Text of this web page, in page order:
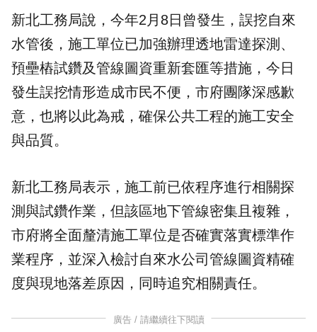
新北工務局說，今年2月8日曾發生，誤挖自來
水管後，施工單位已加強辦理透地雷達探測、
預壘樁試鑽及管線圖資重新套匯等措施，今日
發生誤挖情形造成市民不便，市府團隊深感歉
意，也將以此為戒，確保公共工程的施工安全
與品質。
新北工務局表示，施工前已依程序進行相關探
測與試鑽作業，但該區地下管線密集且複雜，
市府將全面釐清施工單位是否確實落實標準作
業程序，並深入檢討自來水公司管線圖資精確
度與現地落差原因，同時追究相關責任。
廣告 / 請繼續往下閱讀